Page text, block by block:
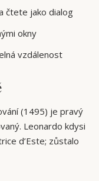
čtete jako dialog
okny
vzdálenost
(1495) je pravý
Leonardo kdysi
d’Este; zůstalo